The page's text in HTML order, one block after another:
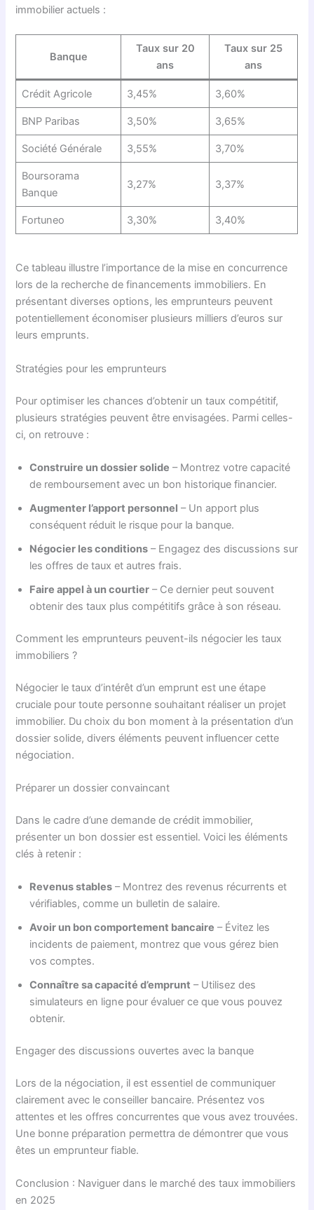
immobilier actuels :
Banque
Taux sur 20
ans
Taux sur 25
ans
Crédit Agricole 3,45% 3,60%
BNP Paribas 3,50% 3,65%
Société Générale 3,55% 3,70%
Boursorama
Banque
3,27% 3,37%
Fortuneo 3,30% 3,40%
Ce tableau illustre l’importance de la mise en concurrence
lors de la recherche de financements immobiliers. En
présentant diverses options, les emprunteurs peuvent
potentiellement économiser plusieurs milliers d’euros sur
leurs emprunts.
Stratégies pour les emprunteurs
Pour optimiser les chances d’obtenir un taux compétitif,
plusieurs stratégies peuvent être envisagées. Parmi celles-
ci, on retrouve :
Construire un dossier solide – Montrez votre capacité
de remboursement avec un bon historique financier.
Augmenter l’apport personnel – Un apport plus
conséquent réduit le risque pour la banque.
Négocier les conditions – Engagez des discussions sur
les offres de taux et autres frais.
Faire appel à un courtier – Ce dernier peut souvent
obtenir des taux plus compétitifs grâce à son réseau.
Comment les emprunteurs peuvent-ils négocier les taux
immobiliers ?
Négocier le taux d’intérêt d’un emprunt est une étape
cruciale pour toute personne souhaitant réaliser un projet
immobilier. Du choix du bon moment à la présentation d’un
dossier solide, divers éléments peuvent influencer cette
négociation.
Préparer un dossier convaincant
Dans le cadre d’une demande de crédit immobilier,
présenter un bon dossier est essentiel. Voici les éléments
clés à retenir :
Revenus stables – Montrez des revenus récurrents et
vérifiables, comme un bulletin de salaire.
Avoir un bon comportement bancaire – Évitez les
incidents de paiement, montrez que vous gérez bien
vos comptes.
Connaître sa capacité d’emprunt – Utilisez des
simulateurs en ligne pour évaluer ce que vous pouvez
obtenir.
Engager des discussions ouvertes avec la banque
Lors de la négociation, il est essentiel de communiquer
clairement avec le conseiller bancaire. Présentez vos
attentes et les offres concurrentes que vous avez trouvées.
Une bonne préparation permettra de démontrer que vous
êtes un emprunteur fiable.
Conclusion : Naviguer dans le marché des taux immobiliers
en 2025